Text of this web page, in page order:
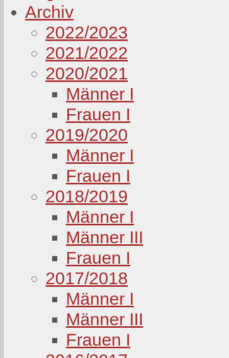
Archiv
2022/2023
2021/2022
2020/2021
Männer I
Frauen I
2019/2020
Männer I
Frauen I
2018/2019
Männer I
Männer III
Frauen I
2017/2018
Männer I
Männer III
Frauen I